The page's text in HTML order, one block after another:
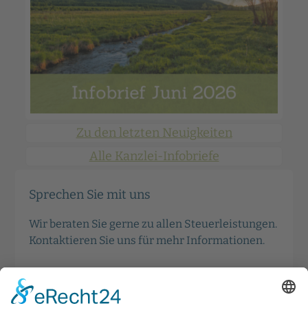
Zu den letzten Neuigkeiten
Alle Kanzlei-Infobriefe
Sprechen Sie mit uns
Wir beraten Sie gerne zu allen Steuerleistungen.
Kontaktieren Sie uns für mehr Informationen.
Kontakt aufnehmen